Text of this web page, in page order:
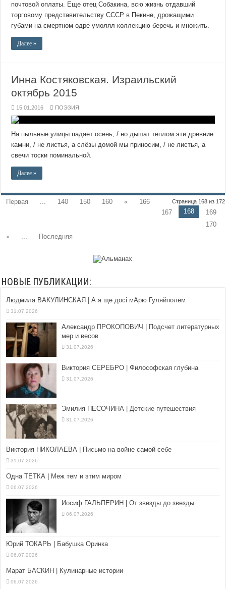
почтовой оплаты. Еще отец Собакина, всю жизнь отдавший
торговому представительству СССР в Пекине, дрожащими
губами на смертном одре умолял коллекцию беречь и множить.
Далее »
Инна Костяковская. Израильский
октябрь 2015
15.01.2016 ПОЭЗИЯ
На пыльные улицы падает осень, / но дышат теплом эти древние
камни, / не листья, а слёзы домой мы приносим, / не листья, а
свечи тоски поминальной.
Далее »
Страница 168 из 172
Первая ... 140 150 160 «
166
167
168
169
170
»
... Последняя
НОВЫЕ ПУБЛИКАЦИИ:
Людмила ВАКУЛИНСКАЯ | А я ще досі мАрю Гуляйполем
31.07.2026
Александр ПРОКОПОВИЧ | Подсчет литературных
мер и весов
31.07.2026
Виктория СЕРЕБРО | Философская глубина
31.07.2026
Эмилия ПЕСОЧИНА | Детские путешествия
31.07.2026
Виктория НИКОЛАЕВА | Письмо на войне самой себе
31.07.2026
Одна ТЕТКА | Меж тем и этим миром
06.07.2026
Иосиф ГАЛЬПЕРИН | От звезды до звезды
06.07.2026
Юрий ТОКАРЬ | Бабушка Оринка
06.07.2026
Марат БАСКИН | Кулинарные истории
06.07.2026